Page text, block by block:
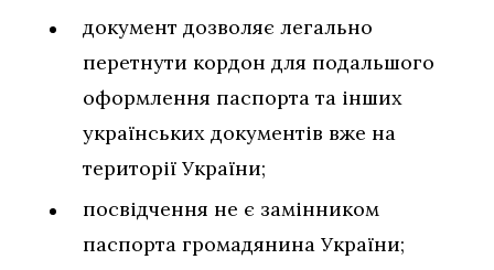
документ дозволяє легально
перетнути кордон для подальшого
оформлення паспорта та інших
українських документів вже на
території України;
посвідчення не є замінником
паспорта громадянина України;